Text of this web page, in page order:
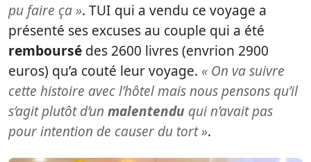
pu faire ça ». TUI qui a vendu ce voyage a
présenté ses excuses au couple qui a été
remboursé des 2600 livres (envrion 2900
euros) qu’a couté leur voyage. « On va suivre
cette histoire avec l’hôtel mais nous pensons qu’il
s’agit plutôt d’un malentendu qui n’avait pas
pour intention de causer du tort ».